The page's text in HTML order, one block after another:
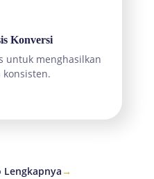
Konversi
untuk menghasilkan
konsisten.
→